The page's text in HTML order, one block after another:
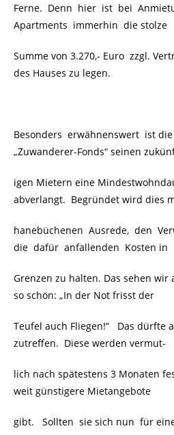
Ferne. Denn hier ist bei
Apartments immerhin die stolze
Summe von 3.270,- Euro zzgl.
des Hauses zu legen.
Besonders erwähnenswert ist
„Zuwanderer-Fonds“ seinen
igen Mietern eine
abverlangt. Begründet wird dies
hanebüchenen Ausrede, den
die dafür anfallenden Kosten in
Grenzen zu halten. Das sehen wir
so schön: „In der Not frisst der
Teufel auch Fliegen!“ Das dürfte
zutreffen. Diese werden vermut-
lich nach spätestens 3 Monaten
weit günstigere Mietangebote
gibt. Sollten sie sich nun für